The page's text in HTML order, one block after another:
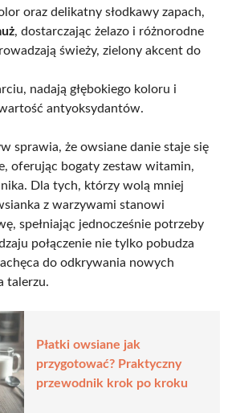
oraz delikatny słodkawy zapach,
, dostarczając żelazo i różnorodne
świeży, zielony akcent do
nadają głębokiego koloru i
antyoksydantów.
sprawia, że owsiane danie staje się
oferując bogaty zestaw witamin,
Dla tych, którzy wolą mniej
z warzywami stanowi
spełniając jednocześnie potrzeby
połączenie nie tylko pobudza
do odkrywania nowych
talerzu.
Płatki owsiane jak
przygotować? Praktyczny
przewodnik krok po kroku